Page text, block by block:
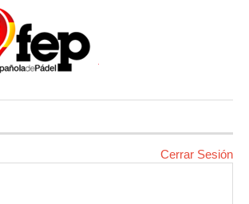
Cerrar Sesión